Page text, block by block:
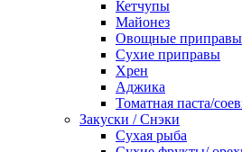
Кетчупы
Майонез
Овощные
Сухие приправы
Хрен
Аджика
Томатная паста/
Закуски / Снэки
Сухая рыба